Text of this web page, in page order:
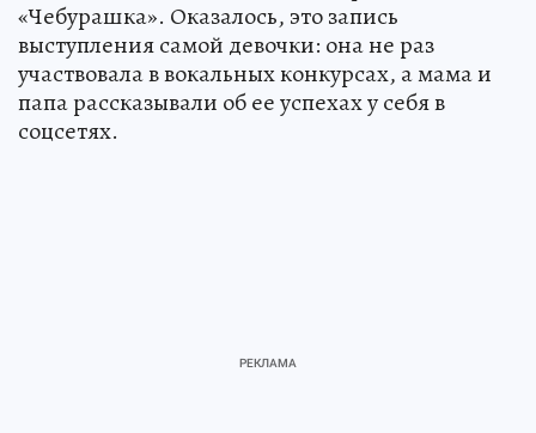
«Чебурашка». Оказалось, это запись
выступления самой девочки: она не раз
участвовала в вокальных конкурсах, а мама и
папа рассказывали об ее успехах у себя в
соцсетях.